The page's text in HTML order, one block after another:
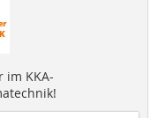
im KKA-